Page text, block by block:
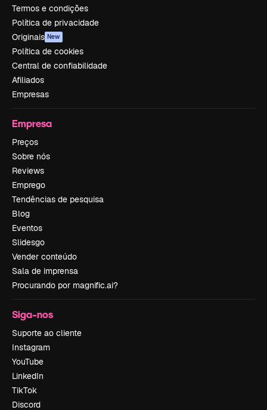
Termos e condições
Política de privacidade
Originais New
Política de cookies
Central de confiabilidade
Afiliados
Empresas
Empresa
Preços
Sobre nós
Reviews
Emprego
Tendências de pesquisa
Blog
Eventos
Slidesgo
Vender conteúdo
Sala de imprensa
Procurando por magnific.ai?
Siga-nos
Suporte ao cliente
Instagram
YouTube
LinkedIn
TikTok
Discord